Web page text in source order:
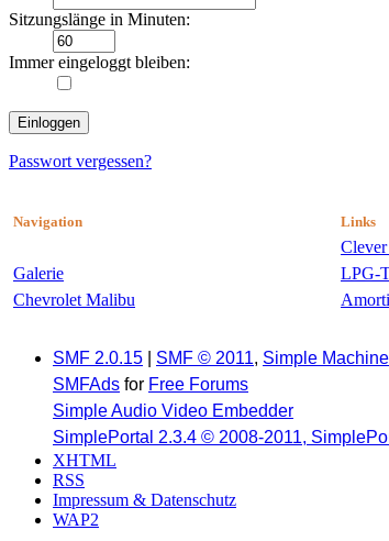
Sitzungslänge in Minuten:
Immer eingeloggt bleiben:
Passwort vergessen?
Navigation Links
Galerie
LPG-
Chevrolet Malibu
SMF 2.0.15 SMF © 2011, Simple
SMFAds for Free Forums
Simple Audio Video Embedder
SimplePortal 2.3.4 © 2008-2011,
XHTML
RSS
Impressum & Datenschutz
WAP2